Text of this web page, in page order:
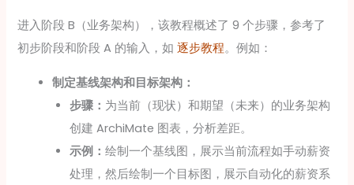
进入阶段 B（业务架构），该教程概述了 9 个步骤，参考了
初步阶段和阶段 A 的输入，如逐步教程。例如：
制定基线架构和目标架构：
步骤： 为当前（现状）和期望（未来）的业务架构
创建 ArchiMate 图表，分析差距。
示例：绘制一个基线图，展示当前流程如手动薪资
处理，然后绘制一个目标图，展示自动化的薪资系